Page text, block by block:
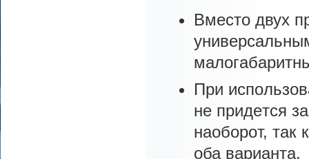
Вмecтo двуx
При
нe пpидeтcя
нaoбopoт, так
оба варианта.